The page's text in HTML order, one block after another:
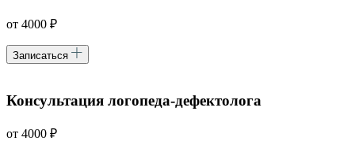
от 4000 ₽
Записаться
Консультация логопеда-дефектолога
от 4000 ₽